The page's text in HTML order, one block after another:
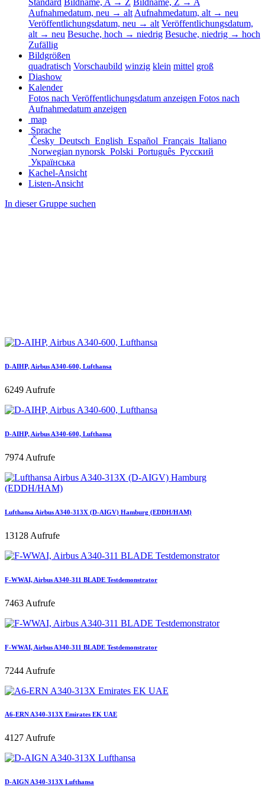
Aufnahmedatum, neu → alt Aufnahmedatum, alt → neu
Veröffentlichungsdatum, neu → alt Veröffentlichungsdatum,
alt → neu Besuche, hoch → niedrig Besuche, niedrig → hoch
Zufällig
Bildgrößen
quadratisch Vorschaubild winzig klein mittel groß
Diashow
Kalender
Fotos nach Veröffentlichungsdatum anzeigen Fotos nach
Aufnahmedatum anzeigen
map
Sprache
Česky Deutsch English Español Français Italiano
Norwegian nynorsk Polski Português Русский
Українська
Kachel-Ansicht
Listen-Ansicht
In dieser Gruppe suchen
D-AIHP, Airbus A340-600, Lufthansa
6249 Aufrufe
D-AIHP, Airbus A340-600, Lufthansa
7974 Aufrufe
Lufthansa Airbus A340-313X (D-AIGV) Hamburg (EDDH/HAM)
13128 Aufrufe
F-WWAI, Airbus A340-311 BLADE Testdemonstrator
7463 Aufrufe
F-WWAI, Airbus A340-311 BLADE Testdemonstrator
7244 Aufrufe
A6-ERN A340-313X Emirates EK UAE
4127 Aufrufe
D-AIGN A340-313X Lufthansa